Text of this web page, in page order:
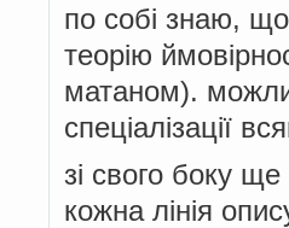
по собі знаю,
теорію
матаном).
спеціалізації
зі свого боку
кожна лінія